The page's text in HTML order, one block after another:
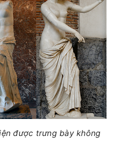
được trưng bày không